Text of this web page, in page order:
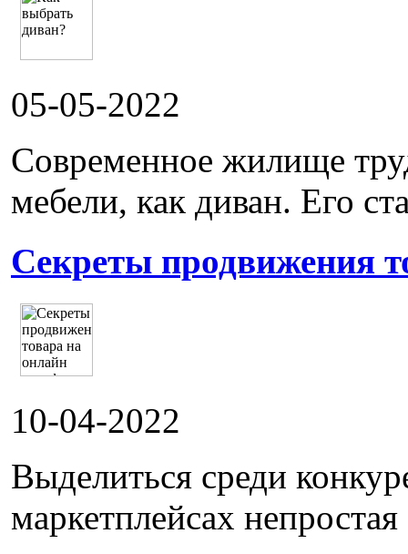
05-05-2022
Современное жилище
мебели, как диван. Его
Секреты продвижения
10-04-2022
Выделиться среди
маркетплейсах